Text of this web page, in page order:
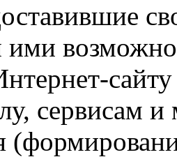
ими
сервисам и